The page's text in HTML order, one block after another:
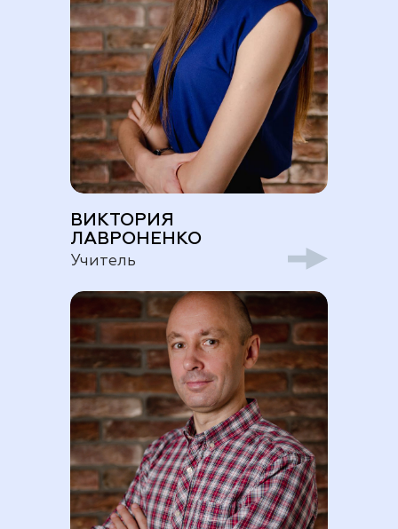
ВИКТОРИЯ
ЛАВРОНЕНКО
Учитель